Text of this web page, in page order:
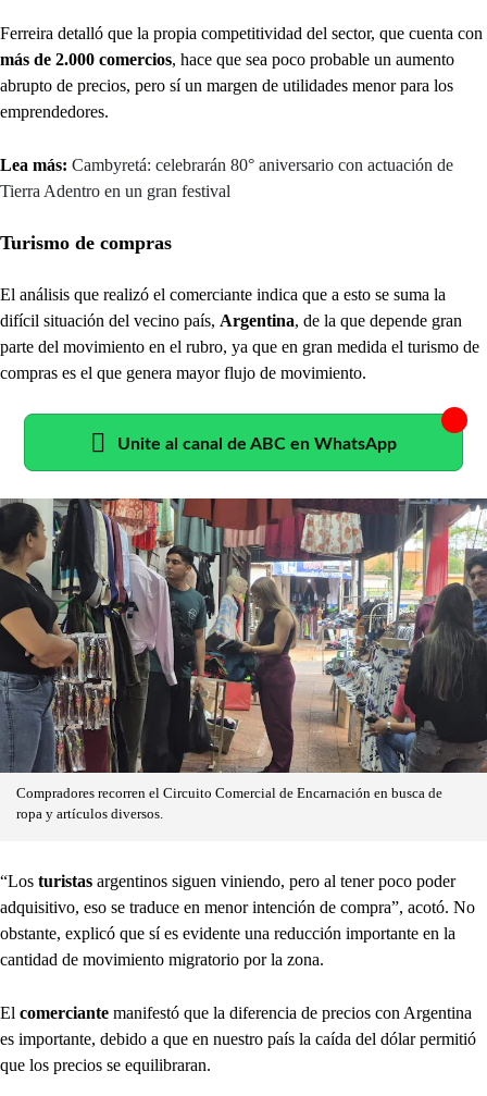
Ferreira detalló que la propia competitividad del sector, que cuenta con
más de 2.000 comercios, hace que sea poco probable un aumento
abrupto de precios, pero sí un margen de utilidades menor para los
emprendedores.
Lea más: Cambyretá: celebrarán 80° aniversario con actuación de
Tierra Adentro en un gran festival
Turismo de compras
El análisis que realizó el comerciante indica que a esto se suma la
difícil situación del vecino país, Argentina, de la que depende gran
parte del movimiento en el rubro, ya que en gran medida el turismo de
compras es el que genera mayor flujo de movimiento.
Unite al canal de ABC en WhatsApp
Compradores recorren el Circuito Comercial de Encarnación en busca de
ropa y artículos diversos.
“Los turistas argentinos siguen viniendo, pero al tener poco poder
adquisitivo, eso se traduce en menor intención de compra”, acotó. No
obstante, explicó que sí es evidente una reducción importante en la
cantidad de movimiento migratorio por la zona.
El comerciante manifestó que la diferencia de precios con Argentina
es importante, debido a que en nuestro país la caída del dólar permitió
que los precios se equilibraran.